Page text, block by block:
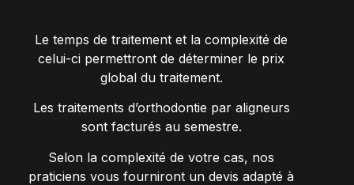
Le temps de traitement et la complexité de
celui-ci permettront de déterminer le prix
global du traitement.
Les traitements d’orthodontie par aligneurs
sont facturés au semestre.
Selon la complexité de votre cas, nos
praticiens vous fourniront un devis adapté à